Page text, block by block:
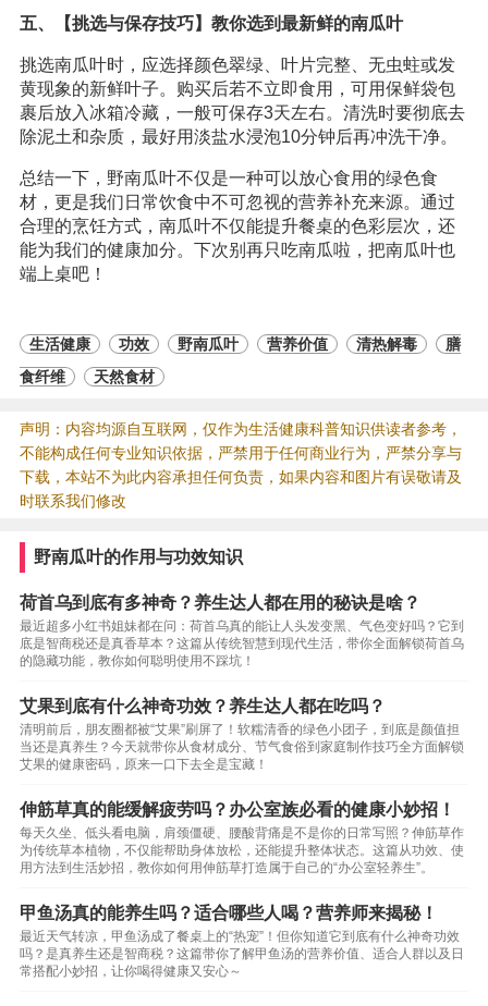
五、【挑选与保存技巧】教你选到最新鲜的南瓜叶
挑选南瓜叶时，应选择颜色翠绿、叶片完整、无虫蛀或发
黄现象的新鲜叶子。购买后若不立即食用，可用保鲜袋包
裹后放入冰箱冷藏，一般可保存3天左右。清洗时要彻底去
除泥土和杂质，最好用淡盐水浸泡10分钟后再冲洗干净。
总结一下，野南瓜叶不仅是一种可以放心食用的绿色食
材，更是我们日常饮食中不可忽视的营养补充来源。通过
合理的烹饪方式，南瓜叶不仅能提升餐桌的色彩层次，还
能为我们的健康加分。下次别再只吃南瓜啦，把南瓜叶也
端上桌吧！
生活健康 功效 野南瓜叶 营养价值 清热解毒
膳
食纤维
天然食材
声明：内容均源自互联网，仅作为生活健康科普知识供读者参考，
不能构成任何专业知识依据，严禁用于任何商业行为，严禁分享与
下载，本站不为此内容承担任何负责，如果内容和图片有误敬请及
时联系我们修改
野南瓜叶的作用与功效知识
荷首乌到底有多神奇？养生达人都在用的秘诀是啥？
最近超多小红书姐妹都在问：荷首乌真的能让人头发变黑、气色变好吗？它到
底是智商税还是真香草本？这篇从传统智慧到现代生活，带你全面解锁荷首乌
的隐藏功能，教你如何聪明使用不踩坑！
艾果到底有什么神奇功效？养生达人都在吃吗？
清明前后，朋友圈都被“艾果”刷屏了！软糯清香的绿色小团子，到底是颜值担
当还是真养生？今天就带你从食材成分、节气食俗到家庭制作技巧全方面解锁
艾果的健康密码，原来一口下去全是宝藏！
伸筋草真的能缓解疲劳吗？办公室族必看的健康小妙招！
每天久坐、低头看电脑，肩颈僵硬、腰酸背痛是不是你的日常写照？伸筋草作
为传统草本植物，不仅能帮助身体放松，还能提升整体状态。这篇从功效、使
用方法到生活妙招，教你如何用伸筋草打造属于自己的“办公室轻养生”。
甲鱼汤真的能养生吗？适合哪些人喝？营养师来揭秘！
最近天气转凉，甲鱼汤成了餐桌上的“热宠”！但你知道它到底有什么神奇功效
吗？是真养生还是智商税？这篇带你了解甲鱼汤的营养价值、适合人群以及日
常搭配小妙招，让你喝得健康又安心～